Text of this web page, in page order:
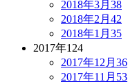
2018年3月 38
2018年2月 42
2018年1月 35
2017年124
2017年12月 36
2017年11月 53